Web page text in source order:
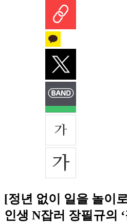
[정년 없이 일을 놀이
인생 N잡러 장필규의 ‘